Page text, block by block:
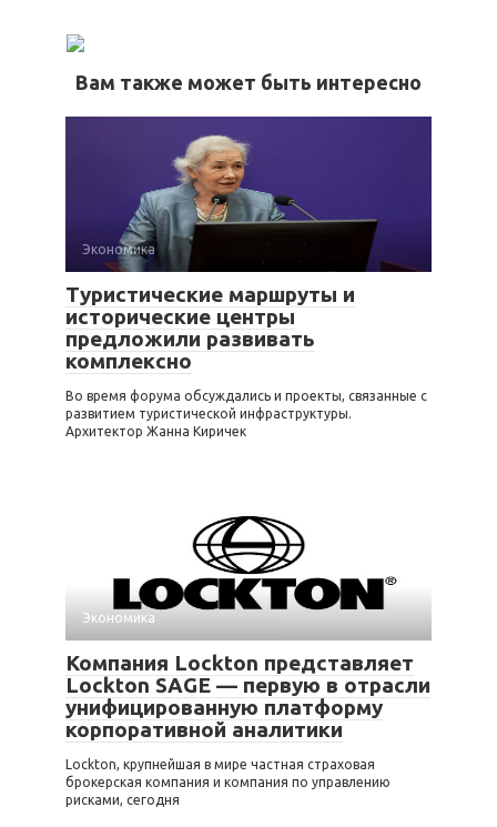
Вам также может быть интересно
Экономика
Туристические маршруты и
исторические центры
предложили развивать
комплексно
Во время форума обсуждались и проекты, связанные с
развитием туристической инфраструктуры.
Архитектор Жанна Киричек
Экономика
Компания Lockton представляет
Lockton SAGE — первую в отрасли
унифицированную платформу
корпоративной аналитики
Lockton, крупнейшая в мире частная страховая
брокерская компания и компания по управлению
рисками, сегодня